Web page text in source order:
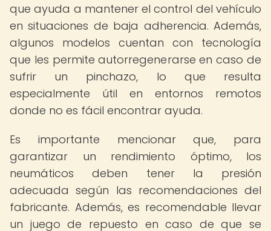
que ayuda a mantener el control del vehículo
en situaciones de baja adherencia. Además,
algunos modelos cuentan con tecnología
que les permite autorregenerarse en caso de
sufrir un pinchazo, lo que resulta
especialmente útil en entornos remotos
donde no es fácil encontrar ayuda.
Es importante mencionar que, para
garantizar un rendimiento óptimo, los
neumáticos deben tener la presión
adecuada según las recomendaciones del
fabricante. Además, es recomendable llevar
un juego de repuesto en caso de que se